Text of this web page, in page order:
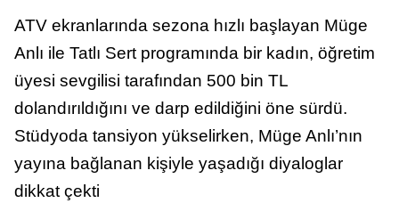
ATV ekranlarında sezona hızlı başlayan Müge
Anlı ile Tatlı Sert programında bir kadın, öğretim
üyesi sevgilisi tarafından 500 bin TL
dolandırıldığını ve darp edildiğini öne sürdü.
Stüdyoda tansiyon yükselirken, Müge Anlı’nın
yayına bağlanan kişiyle yaşadığı diyaloglar
dikkat çekti